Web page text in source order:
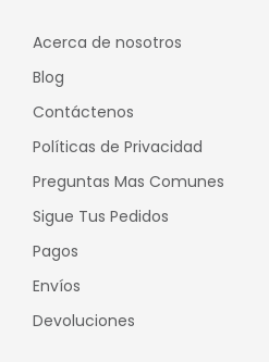
Acerca de nosotros
Blog
Contáctenos
Políticas de Privacidad
Preguntas Mas Comunes
Sigue Tus Pedidos
Pagos
Envíos
Devoluciones